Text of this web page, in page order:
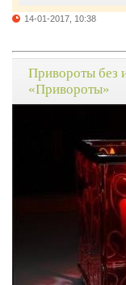
14-01-2017, 10:38
Привороты без
«Привороты»